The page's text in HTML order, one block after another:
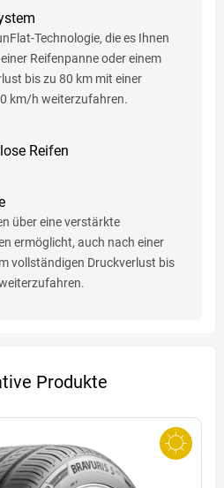
Technologie, die es Ihnen
Reifenpanne oder einem
bis zu 80 km mit einer
km/h weiterzufahren.
Reifen
über eine verstärkte
ermöglicht, auch nach einer
vollständigen Druckverlust bis
Produkte